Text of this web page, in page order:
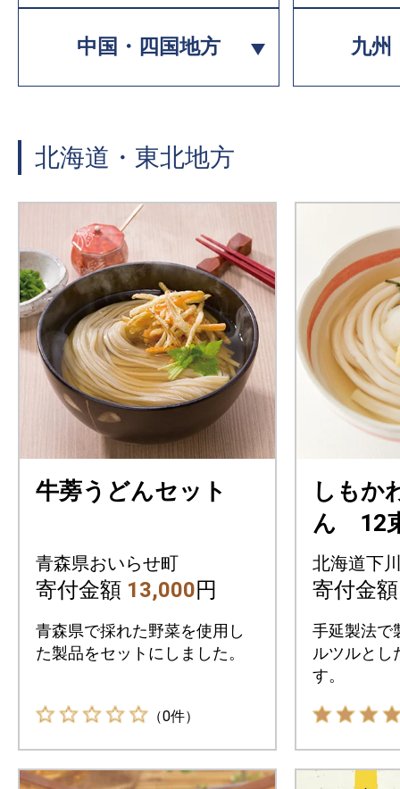
中国・四国地方 九州
北海道・東北地方
牛蒡うどんセット
青森県おいらせ町
寄付金額 13,000円
青森県で採れた野菜を使用し
た製品をセットにしました。
（0件）
しもか
ん 12
北海道下
寄付金
手延製法で
ルツルとし
す。